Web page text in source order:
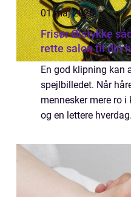
01 maj 2026
Frisør Ølstykke sådan finder du den
rette salon til din
En god klipning kan
spejlbilledet. Når
mennesker mere ro
og en lettere
kender deres hår,